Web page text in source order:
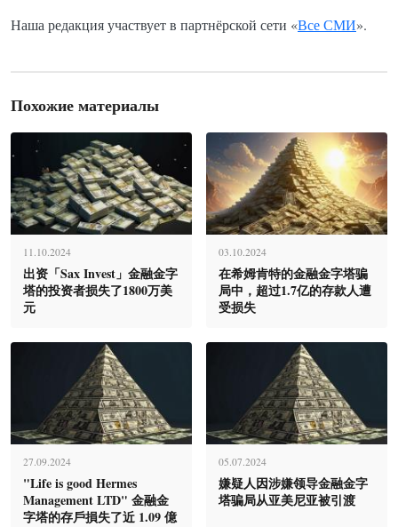
Наша редакция участвует в партнёрской сети «Все СМИ».
Похожие материалы
11.10.2024
出资「Sax Invest」金融金字
塔的投资者损失了1800万美
元
03.10.2024
在希姆肯特的金融金字塔骗
局中，超过1.7亿的存款人遭
受损失
27.09.2024
"Life is good Hermes
Management LTD" 金融金
字塔的存戶損失了近 1.09 億
05.07.2024
嫌疑人因涉嫌领导金融金字
塔骗局从亚美尼亚被引渡